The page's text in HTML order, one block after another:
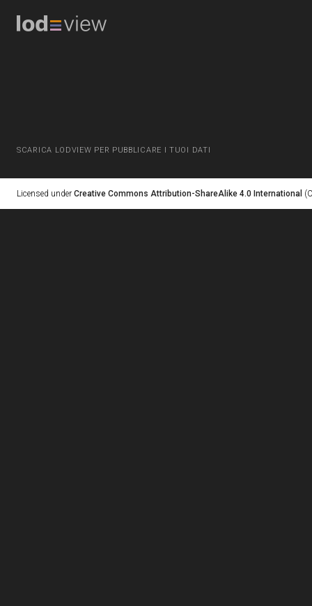
SCARICA LODVIEW PER PUBBLICARE I TUOI DATI
Licensed under Creative Commons Attribution-ShareAlike 4.0 International